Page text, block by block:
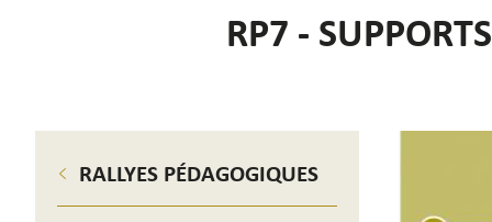
RP7 -
RALLYES PÉDAGOGIQUES